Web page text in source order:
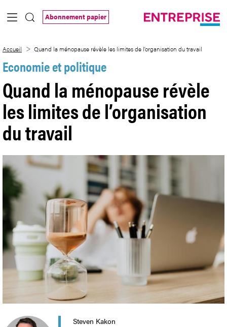
Saut au contenu principal
Abonnement papier
Accueil Quand la ménopause révèle les limites de l’organisation du travail
Economie et politique
Quand la ménopause révèle
les limites de l’organisation
du travail
Steven Kakon